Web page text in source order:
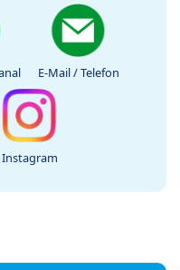
E-Mail / Telefon
Instagram